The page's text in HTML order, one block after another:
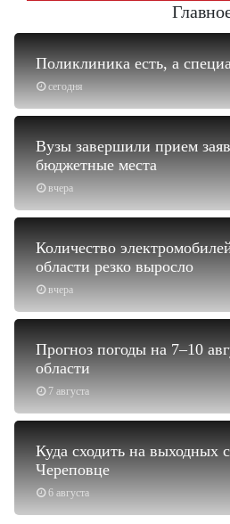
сегодня
Поликлиника есть, а
вчера
Вузы завершили прием
бюджетные места
вчера
Количество
области резко выросло
7 августа
Прогноз погоды на 7–10
области
6 августа
Куда сходить на выходных
Череповце